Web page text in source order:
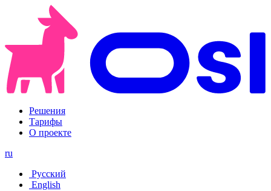
Решения
Тарифы
О проекте
ru
Русский
English